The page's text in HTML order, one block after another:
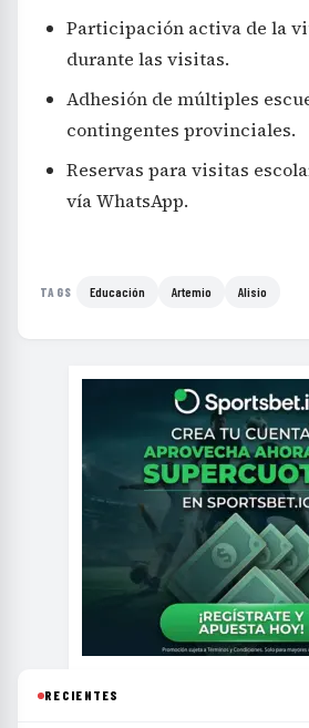
Participación activa de la
durante las visitas.
Adhesión de múltiples
contingentes provinciales.
Reservas para visitas
vía WhatsApp.
TAGS Educación Artemio Alisio
RECIENTES